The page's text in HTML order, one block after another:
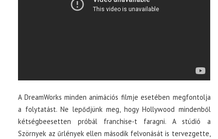
A DreamWorks minden animációs filmje esetében megfontolja
a folytatást. Ne lepődjünk meg, hogy Hollywood mindenből
kétségbeesetten próbál franchise-t faragni. A stúdió a
Szörnyek az űrlények ellen második felvonását is tervezgette,